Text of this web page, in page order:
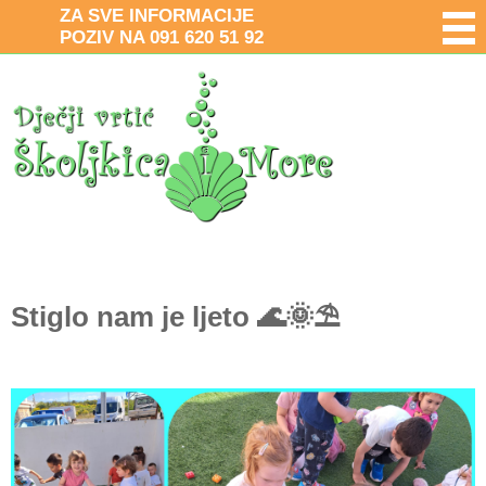
ZA SVE INFORMACIJE
POZIV NA 091 620 51 92
Stiglo nam je ljeto 🌊🌞⛱️